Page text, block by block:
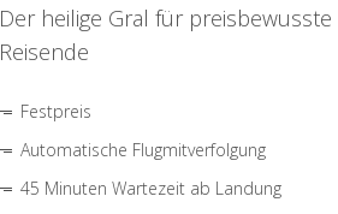
Der heilige Gral für preisbewusste
Reisende
Festpreis
Automatische Flugmitverfolgung
45 Minuten Wartezeit ab Landung